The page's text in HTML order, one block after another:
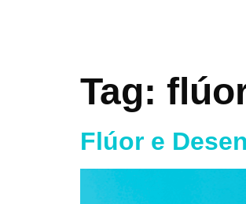
Tag:
Flúor e